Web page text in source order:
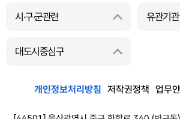
시·구·군관련 유관기관
대도시중심구
개인정보처리방침 저작권정책 업무